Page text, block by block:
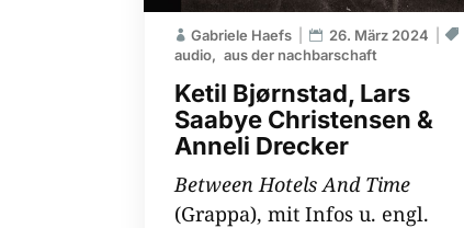
Ketil Bjørnstad, Lars
Saabye Christensen &
Anneli Drecker
Gabriele Haefs
26. März 2024
audio
aus der nachbarschaft
Between Hotels And Time
(Grappa), mit Infos u. engl.